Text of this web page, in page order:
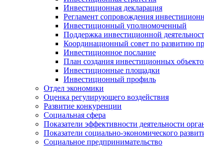
Инвестиционная декларация
Регламент сопровождения
Инвестиционный уполномоченный
Поддержка инвестиционной
Координационный совет по развитию
Инвестиционное послание
План создания инвестиционных
Инвестиционные площадки
Инвестиционный профиль
Отдел экономики
Оценка регулирующего воздействия
Развитие конкуренции
Социальная сфера
Показатели эффективности деятельности
Показатели социально-экономического
Социальное предпринимательство